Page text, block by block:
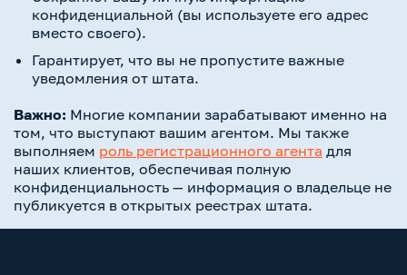
конфиденциальной (вы используете его адрес
вместо своего).
Гарантирует, что вы не пропустите важные
уведомления от штата.
Важно: Многие компании зарабатывают именно на
том, что выступают вашим агентом. Мы также
выполняем роль регистрационного агента для
наших клиентов, обеспечивая полную
конфиденциальность — информация о владельце не
публикуется в открытых реестрах штата.